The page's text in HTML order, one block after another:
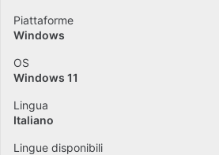
Piattaforme
Windows
OS
Windows 11
Lingua
Italiano
Lingue disponibili